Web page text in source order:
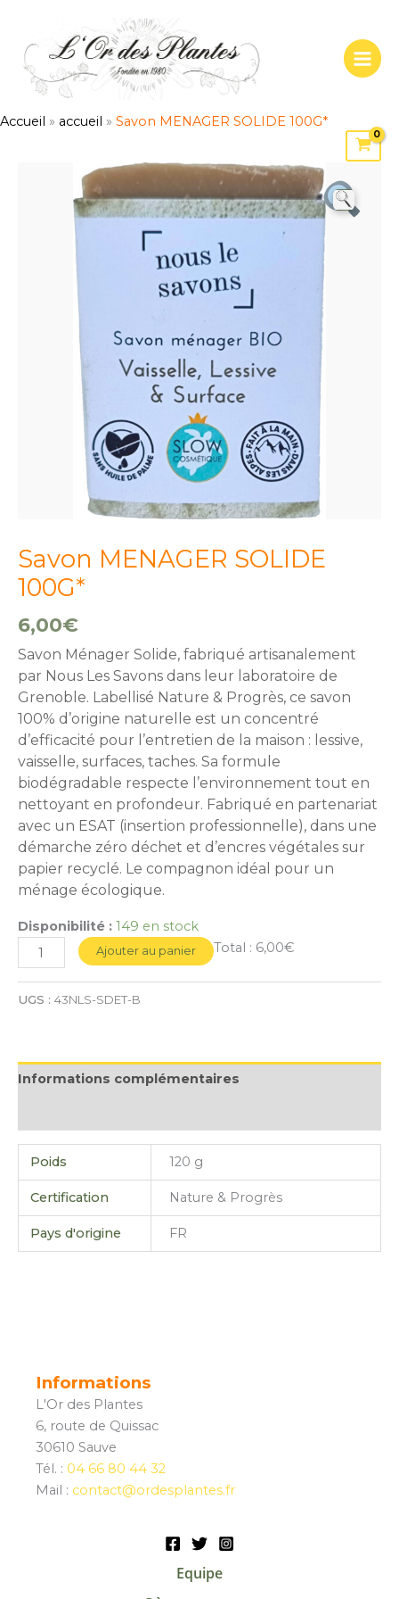
contenu
Accueil » accueil » Savon MENAGER SOLIDE 100G*
Savon MENAGER SOLIDE
100G*
6,00€
Savon Ménager Solide, fabriqué artisanalement
par Nous Les Savons dans leur laboratoire de
Grenoble. Labellisé Nature & Progrès, ce savon
100% d’origine naturelle est un concentré
d’efficacité pour l’entretien de la maison : lessive,
vaisselle, surfaces, taches. Sa formule
biodégradable respecte l’environnement tout en
nettoyant en profondeur. Fabriqué en partenariat
avec un ESAT (insertion professionnelle), dans une
démarche zéro déchet et d’encres végétales sur
papier recyclé. Le compagnon idéal pour un
ménage écologique.
Disponibilité : 149 en stock
MENAGER
Ajouter au panier Total : 6,00€
UGS : 43NLS-SDET-B
Informations complémentaires
Poids 120 g
Certification Nature & Progrès
Pays d'origine FR
Informations
L'Or des Plantes
6, route de Quissac
30610 Sauve
Tél. : 04 66 80 44 32
Mail : contact@ordesplantes.fr
Equipe